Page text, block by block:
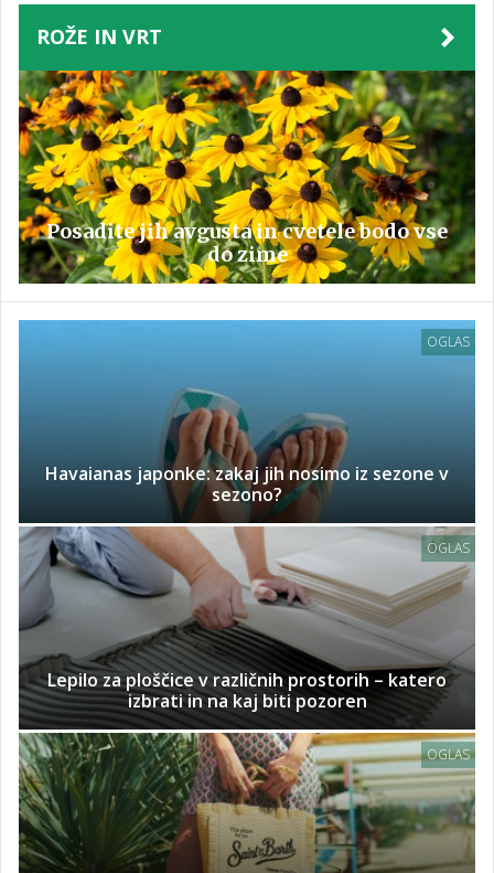
ROŽE IN VRT
Posadite jih avgusta in cvetele bodo vse
do zime
OGLAS
Havaianas japonke: zakaj jih nosimo iz sezone v
sezono?
OGLAS
Lepilo za ploščice v različnih prostorih – katero
izbrati in na kaj biti pozoren
OGLAS